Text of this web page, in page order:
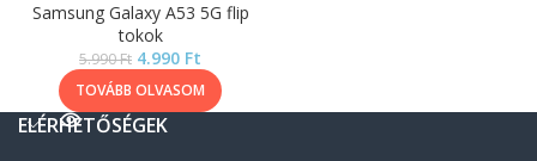
Samsung Galaxy A53 5G flip
tokok
5.990Ft 4.990 Ft
TOVÁBB OLVASOM
ELÉRHETŐSÉGEK